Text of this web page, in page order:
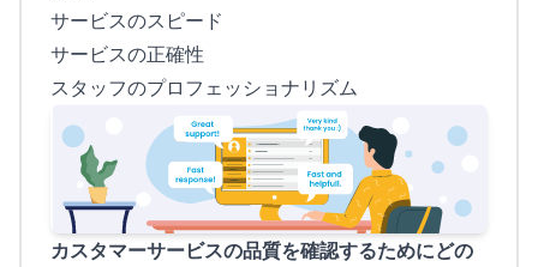
サービスのスピード
サービスの正確性
スタッフのプロフェッショナリズム
カスタマーサービスの品質を確認するためにどの